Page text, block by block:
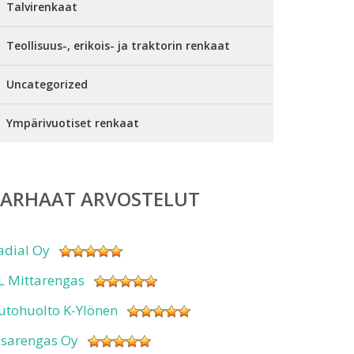
Talvirenkaat
Teollisuus-, erikois- ja traktorin renkaat
Uncategorized
Ympärivuotiset renkaat
ARVOSTELUT
Oy
Mittarengas
K-Ylönen
Oy